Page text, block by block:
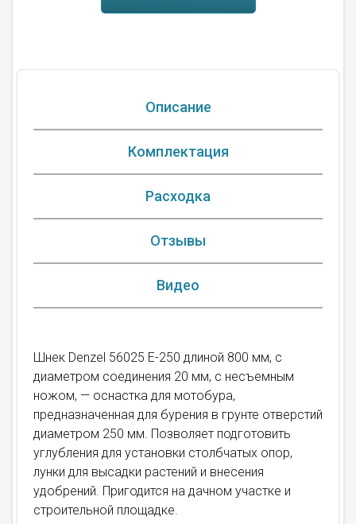
Описание
Комплектация
Расходка
Отзывы
Видео
Шнек Denzel 56025 E-250 длиной 800 мм, с
диаметром соединения 20 мм, с несъемным
ножом, — оснастка для мотобура,
предназначенная для бурения в грунте отверстий
диаметром 250 мм. Позволяет подготовить
углубления для установки столбчатых опор,
лунки для высадки растений и внесения
удобрений. Пригодится на дачном участке и
строительной площадке.